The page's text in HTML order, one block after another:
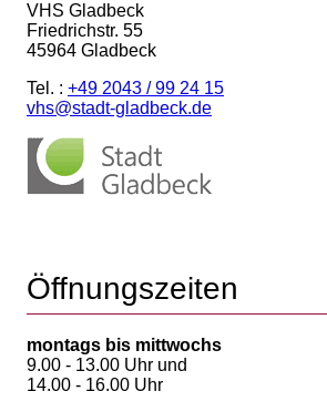
VHS Gladbeck
Friedrichstr. 55
45964 Gladbeck
Tel. : +49 2043 / 99 24 15
vhs@stadt-gladbeck.de
Öffnungszeiten
montags bis mittwochs
9.00 - 13.00 Uhr und
14.00 - 16.00 Uhr